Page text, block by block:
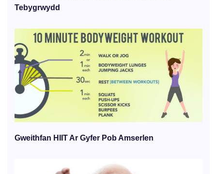
Tebygrwydd
Gweithfan HIIT Ar Gyfer Pob Amserlen